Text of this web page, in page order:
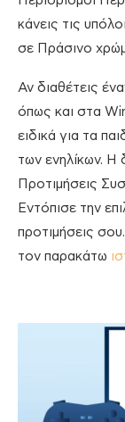
κάνεις τις
σε Πράσινο
Αν διαθέτεις
όπως και στα
ειδικά για τα
των ενηλίκων. Η
Προτιμήσεις
Εντόπισε την
προτιμήσεις
τον παρακάτω